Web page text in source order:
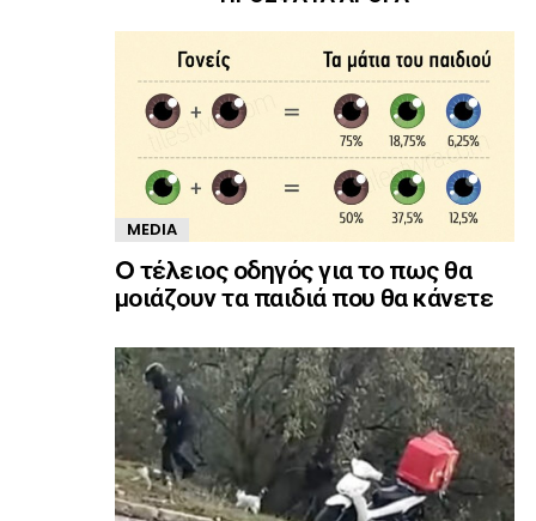
MEDIA
O τέλειος οδηγός για το πως θα
μοιάζουν τα παιδιά που θα κάνετε